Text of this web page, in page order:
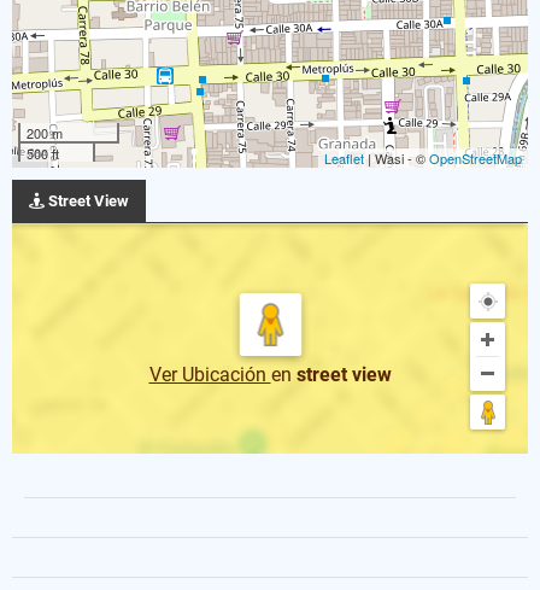
200 m
500 ft
Leaflet | Wasi - ©OpenStreetMap
Street View
Ver Ubicación en street view